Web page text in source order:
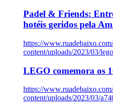
Padel & Friends:
hotéis geridos pela
https://
content/uploads/2023/03/
LEGO comemora os
https://
content/uploads/2023/03/